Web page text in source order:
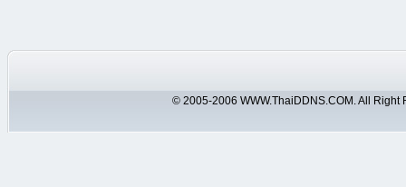
© 2005-2006 WWW.ThaiDDNS.COM. All Right